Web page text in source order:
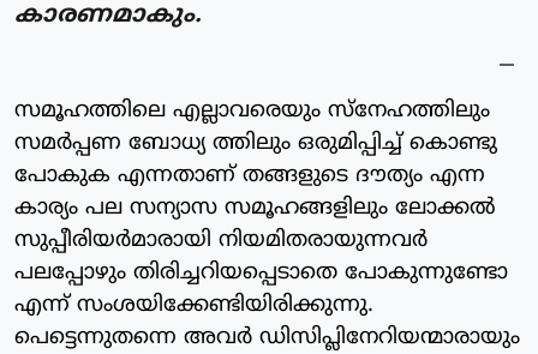
കാരണമാകും.
സമൂഹത്തിലെ എല്ലാവരെയും സ്‌നേഹത്തിലും
സമർപ്പണ ബോധ്യ ത്തിലും ഒരുമിപ്പിച്ച് കൊണ്ടു
പോകുക എന്നതാണ് തങ്ങളുടെ ദൗത്യം എന്ന
കാര്യം പല സന്യാസ സമൂഹങ്ങളിലും ലോക്കൽ
സുപ്പീരിയർമാരായി നിയമിതരായുന്നവർ
പലപ്പോഴും തിരിച്ചറിയപ്പെടാതെ പോകുന്നുണ്ടോ
എന്ന് സംശയിക്കേണ്ടിയിരിക്കുന്നു.
പെട്ടെന്നുതന്നെ അവർ ഡിസിപ്ലിനേറിയന്മാരായും